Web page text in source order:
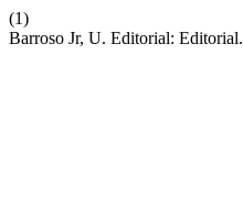
(1)
Barroso Jr, U. Editorial: Editorial.